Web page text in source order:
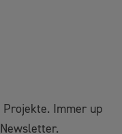
Projekte. Immer up